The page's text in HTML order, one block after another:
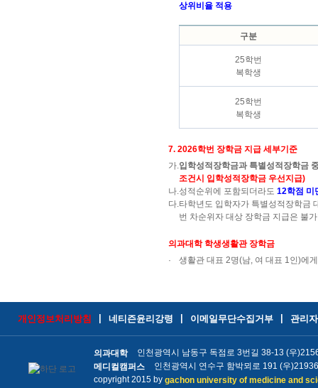
상위비율 적용
구분
25학번
복학생
25학번
복학생
7. 2026학번 장학금 지급 세부기준
가.입학성적장학금과 특별성적장학금
조건시 입학성적장학금 우선지급)
나.성적순위에 포함되더라도 12학점 미
다.타학년도 입학자가 특별성적장학금
번 차순위자 대상 장학금 지급은 불
의과대학 학생생활관 장학금
·
생활관 대표 2명(남, 여 대표 1인)에
개인정보처리방침 네티즌윤리강령 이메일무단수집거부 관리
의과대학
인천광역시 남동구 독점로 3번길 38-13 (우
메디컬캠퍼스
인천광역시 연수구 함박뫼로 191 (우
copyright 2015 by gachon university of medicine and